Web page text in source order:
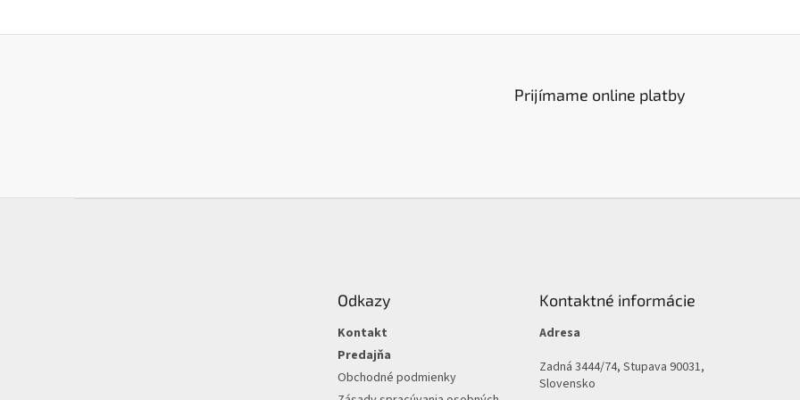
Prijímame online platby
Odkazy
Kontakt
Predajňa
Obchodné podmienky
Kontaktné informácie
Adresa
Zadná 3444/74, Stupava 90031,
Slovensko